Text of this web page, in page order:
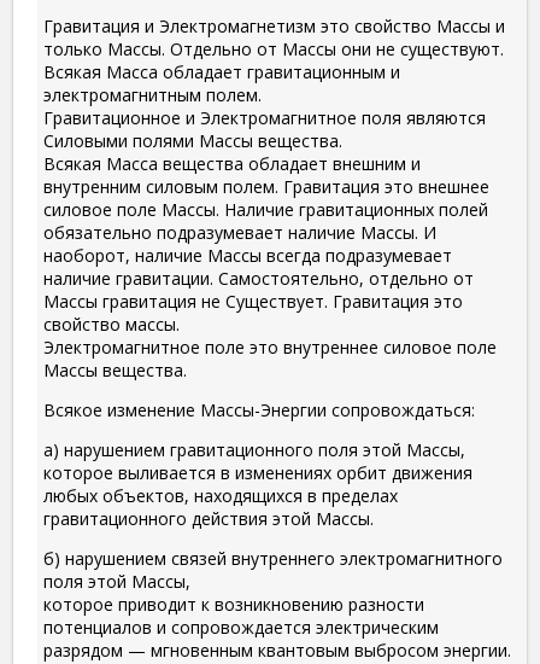
Гравитация и Электромагнетизм это свойство Массы и
только Массы. Отдельно от Массы они не существуют.
Всякая Масса обладает гравитационным и
электромагнитным полем.
Гравитационное и Электромагнитное поля являются
Силовыми полями Массы вещества.
Всякая Масса вещества обладает внешним и
внутренним силовым полем. Гравитация это внешнее
силовое поле Массы. Наличие гравитационных полей
обязательно подразумевает наличие Массы. И
наоборот, наличие Массы всегда подразумевает
наличие гравитации. Самостоятельно, отдельно от
Массы гравитация не Существует. Гравитация это
свойство массы.
Электромагнитное поле это внутреннее силовое поле
Массы вещества.
Всякое изменение Массы-Энергии сопровождаться:
а) нарушением гравитационного поля этой Массы,
которое выливается в изменениях орбит движения
любых объектов, находящихся в пределах
гравитационного действия этой Массы.
б) нарушением связей внутреннего электромагнитного
поля этой Массы,
которое приводит к возникновению разности
потенциалов и сопровождается электрическим
разрядом — мгновенным квантовым выбросом энергии.